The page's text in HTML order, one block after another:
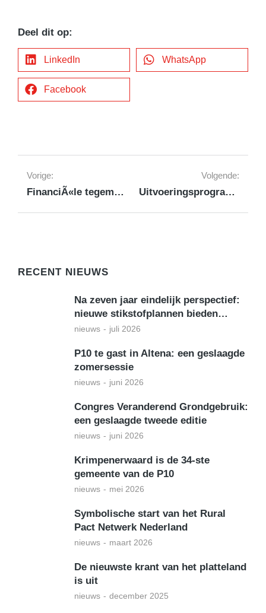
Deel dit op:
LinkedIn WhatsApp
Facebook
Vorige:
FinanciÃ«le tegemoetkoming voor dorps- en buurthuizen alsnog gerealiseerd!
Volgende:
Uitvoeringsprogramma 2020
RECENT NIEUWS
Na zeven jaar eindelijk perspectief:
nieuwe stikstofplannen bieden…
nieuws juli 2026
P10 te gast in Altena: een geslaagde
zomersessie
nieuws juni 2026
Congres Veranderend Grondgebruik:
een geslaagde tweede editie
nieuws juni 2026
Krimpenerwaard is de 34-ste
gemeente van de P10
nieuws mei 2026
Symbolische start van het Rural
Pact Netwerk Nederland
nieuws maart 2026
De nieuwste krant van het platteland
is uit
nieuws december 2025